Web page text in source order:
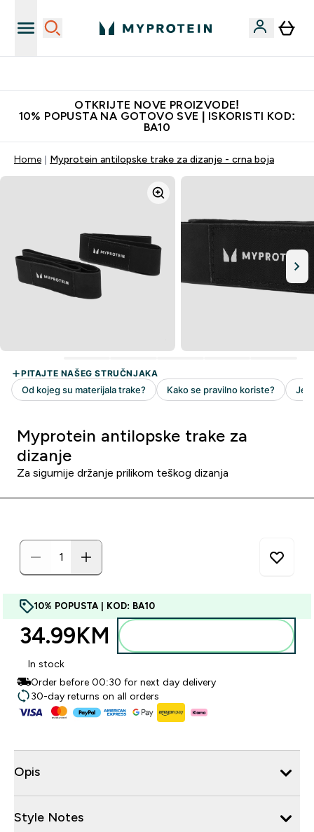
OTKRIJTE NOVE PROIZVODE!
10% POPUSTA NA GOTOVO SVE | ISKORISTI KOD:
BA10
Home Myprotein antilopske trake za dizanje - crna boja
Myprotein antilopske trake za
dizanje
Za sigurnije držanje prilikom teškog dizanja
10% POPUSTA | KOD: BA10
34.99KM‎
In stock
Order before 00:30 for next day delivery
30-day returns on all orders
Opis
Style Notes